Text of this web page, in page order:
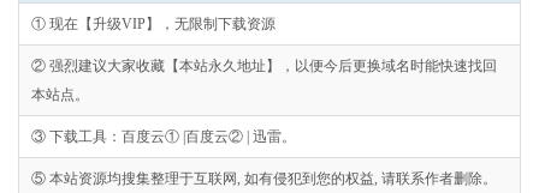
① 现在【升级VIP】，无限制下载资源
② 强烈建议大家收藏【本站永久地址】，以便今后更换域名时能快速找回
本站点。
③ 下载工具：百度云① |百度云② | 迅雷。
⑤ 本站资源均搜集整理于互联网, 如有侵犯到您的权益, 请联系作者删除。